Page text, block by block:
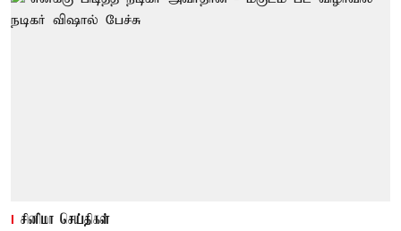
சினிமா செய்திகள்